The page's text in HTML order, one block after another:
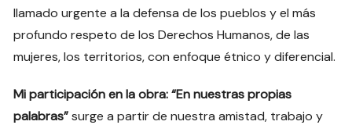
llamado urgente a la defensa de los pueblos y el más
profundo respeto de los Derechos Humanos, de las
mujeres, los territorios, con enfoque étnico y diferencial.
Mi participación en la obra: “En nuestras propias
palabras”surge a partir de nuestra amistad, trabajo y